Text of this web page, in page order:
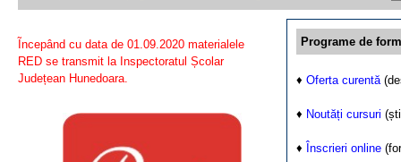
Programe de
♦ Oferta curentă
♦ Noutăți cursuri
♦ Înscrieri online
Ĩncepând cu data de 01.09.2020 materialele
RED se transmit la Inspectoratul Școlar
Județean Hunedoara.